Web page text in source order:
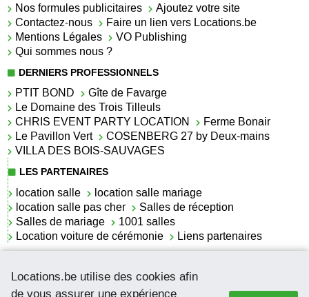
Locations.be utilise des cookies afin
de vous assurer une expérience
Nos formules publicitaires
Ajoutez votre site
Contactez-nous
Faire un lien vers Locations.be
Mentions Légales
VO Publishing
Qui sommes nous ?
DERNIERS PROFESSIONNELS
PTIT BOND
Gîte de Favarge
Le Domaine des Trois Tilleuls
CHRIS EVENT PARTY LOCATION
Ferme Bonair
Le Pavillon Vert
COSENBERG 27 by Deux-mains
VILLA DES BOIS-SAUVAGES
LES PARTENAIRES
location salle
location salle mariage
location salle pas cher
Salles de réception
Salles de mariage
1001 salles
Location voiture de cérémonie
Liens partenaires
La location de lettrage pour mariage
La salle de réception pour mariage en Belgique